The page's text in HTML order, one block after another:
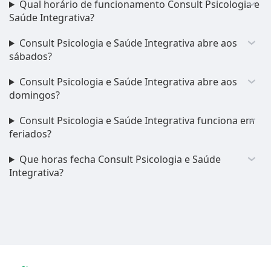
Qual horário de funcionamento Consult Psicologia e
Saúde Integrativa?
Consult Psicologia e Saúde Integrativa abre aos
sábados?
Consult Psicologia e Saúde Integrativa abre aos
domingos?
Consult Psicologia e Saúde Integrativa funciona em
feriados?
Que horas fecha Consult Psicologia e Saúde
Integrativa?